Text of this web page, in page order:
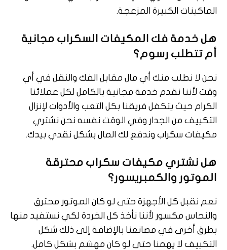
الماكينات الكبيرة المزعجة.
هل خدمة فك المكيفات السكراب مجانية
أم تتطلب رسوم؟
نحن لا نطلب منك أي مال مقابل الفك والنقل في أي
وقت لأننا نقدم خدمة مجانية بالكامل لكل عملائنا
الكرام حيث يتكفل فريقنا بكل التعب والأدوات لإنزال
التكييف من الجدار وفي الوقت نفسه نحن نشتري
مكيفات سكراب وندفع لك المال بشكل نقدي بيدك.
هل نشتري مكيفات سكراب محترقة
الموتور والكمبريسور؟
نعم نقبل كل الأجهزة حتى لو كان الموتور محترق
والنحاس مكسور لأننا نأخذ كل الخردة لكي نستفيد منها
بطرق أخرى في مصانعنا بالإضافة إلى ذلك شكل
التكييف لا يهمنا حتى لو كان مهشم بشكل كامل.